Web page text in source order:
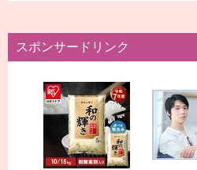
スポンサードリンク